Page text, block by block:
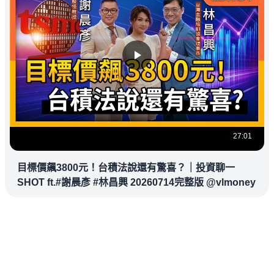
27:01
目標價飆3800元！台積法說還有驚喜？｜投資聊一
SHOT ft.#謝晨彥 #林昌興 20260714完整版 @vlmoney